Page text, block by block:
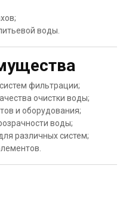
воды.
фильтрации;
очистки воды;
и оборудования;
воды;
различных систем;